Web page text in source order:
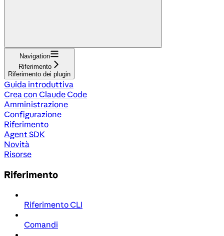
Navigation
Riferimento
Riferimento dei plugin
Guida introduttiva
Crea con Claude Code
Amministrazione
Configurazione
Riferimento
Agent SDK
Novità
Risorse
Riferimento
Riferimento CLI
Comandi